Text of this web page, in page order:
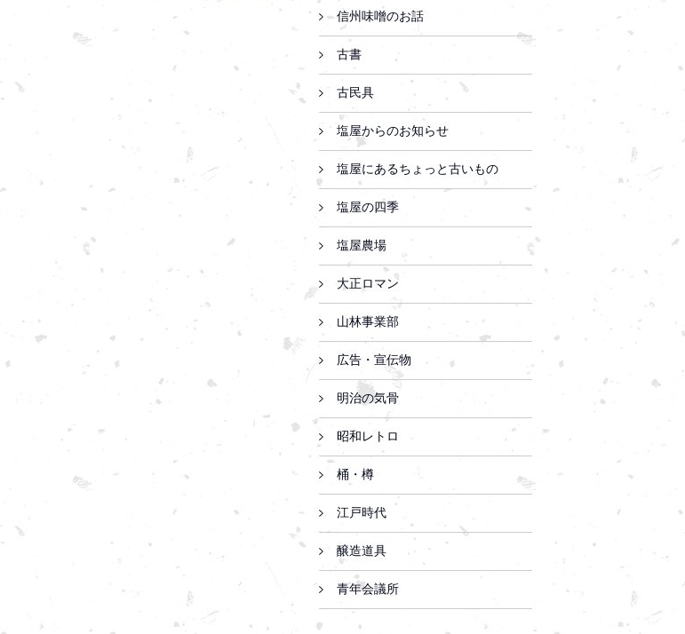
信州味噌のお話
古書
古民具
塩屋からのお知らせ
塩屋にあるちょっと古いもの
塩屋の四季
塩屋農場
大正ロマン
山林事業部
広告・宣伝物
明治の気骨
昭和レトロ
桶・樽
江戸時代
醸造道具
青年会議所